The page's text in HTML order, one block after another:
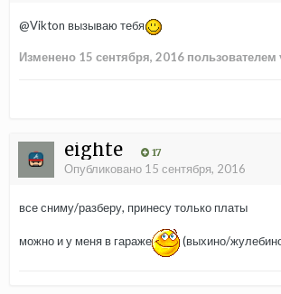
@Vikton вызываю тебя
Изменено 15 сентября, 2016
eighte 17
Опубликовано 15 сентября, 2016
все сниму/разберу, принесу только платы
можно и у меня в гараже (выхино/